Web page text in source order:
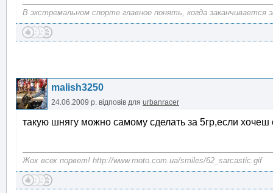
В экстремальном спорте главное понять, когда заканчивается
malish3250
24.06.2009 р. відповів для urbanracer
такую шнягу можно самому сделать за 5гр,если
Жох всех порвет! http://www.moto.com.ua/smiles/62_sarcastic.gif